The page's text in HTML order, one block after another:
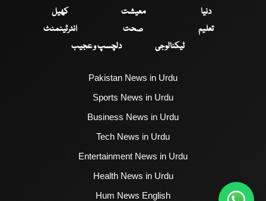
دنیا
معیشت
کھیل
تعلیم
صحت
انٹرٹینمنٹ
ٹیکنالوجی
دلچسپ و عجیب
Pakistan News in Urdu
Sports News in Urdu
Business News in Urdu
Tech News in Urdu
Entertainment News in Urdu
Health News in Urdu
Hum News English